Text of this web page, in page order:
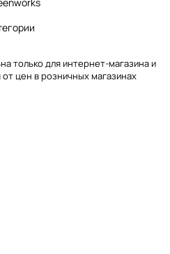
только для интернет-магазина и
цен в розничных магазинах